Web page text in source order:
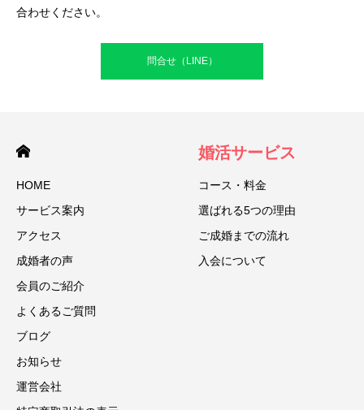
合わせください。
問合せ（LINE）
HOME
サービス案内
アクセス
成婚者の声
会員のご紹介
よくあるご質問
ブログ
お知らせ
運営会社
婚活サービス
コース・料金
選ばれる5つの理由
ご成婚までの流れ
入会について